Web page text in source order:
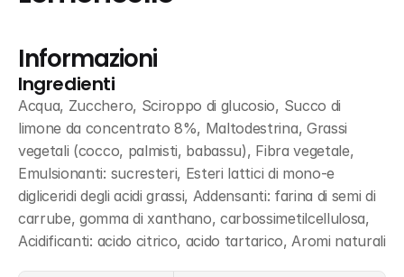
Informazioni
Ingredienti
Acqua, Zucchero, Sciroppo di glucosio, Succo di
limone da concentrato 8%, Maltodestrina, Grassi
vegetali (cocco, palmisti, babassu), Fibra vegetale,
Emulsionanti: sucresteri, Esteri lattici di mono-e
digliceridi degli acidi grassi, Addensanti: farina di semi di
carrube, gomma di xanthano, carbossimetilcellulosa,
Acidificanti: acido citrico, acido tartarico, Aromi naturali